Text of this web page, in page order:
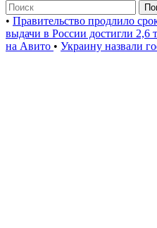
• Правительство продлило
выдачи в России достигли 2,6
на Авито • Украину назвали